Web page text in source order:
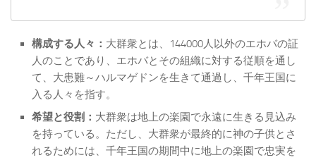
構成する人々： 大群衆とは、144000人以外のエホバの証
人のことであり、エホバとその組織に対する従順を通し
て、大患難～ハルマゲドンを生きて通過し、千年王国に
入る人々を指す。
希望と役割： 大群衆は地上の楽園で永遠に生きる見込み
を持っている。ただし、大群衆が最終的に神の子供とさ
れるためには、千年王国の期間中に地上の楽園で忠実を